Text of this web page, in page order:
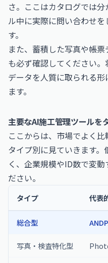
さ。ここはカタログでは
ル中に実際に問い合わせ
す。
また、蓄積した写真や帳
も必ず確認してください。
データを人質に取られる
ます。
主要なAI施工管理ツールを
ここからは、市場でよく
タイプ別に見ていきます
く、企業規模やID数で変
ださい。
タイプ 代表
総合型
写真・検査特化型